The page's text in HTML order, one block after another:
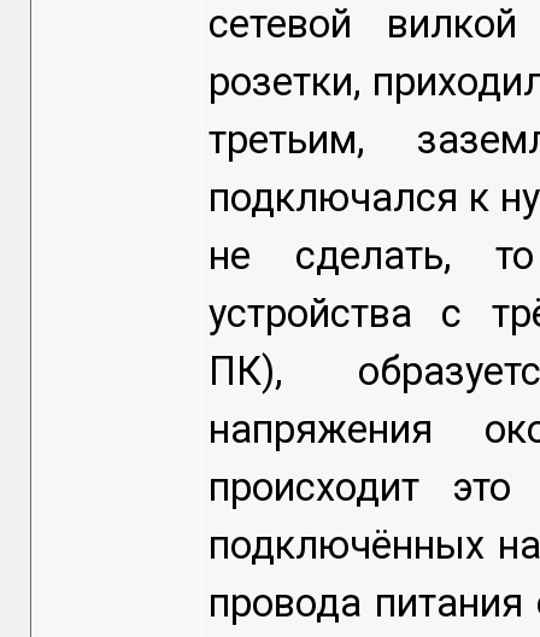
сетевой
розетки,
третьим,
подключался к
не сделать,
устройства с
ПК),
напряжения
происходит
подключённых
провода